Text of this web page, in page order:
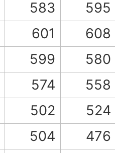
583
595
601
608
599
580
574
558
502
524
504
476